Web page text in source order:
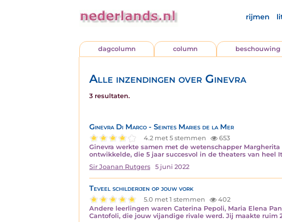
rijmen
dagcolumn column beschouwing
Alle inzendingen over Ginevra
3 resultaten.
Ginevra Di Marco - Seintes Maries de la Mer
4.2 met 5 stemmen
653
Ginevra werkte samen met de wetenschapper Margherita
ontwikkelde, die 5 jaar succesvol in de theaters van heel
Sir Joanan Rutgers
5 juni 2022
Teveel schilderijen op jouw vork
5.0 met 1 stemmen
402
Andere leerlingen waren Caterina Pepoli, Maria Elena
Cantofoli, die jouw vijandige rivale werd. Jij maakte ruim